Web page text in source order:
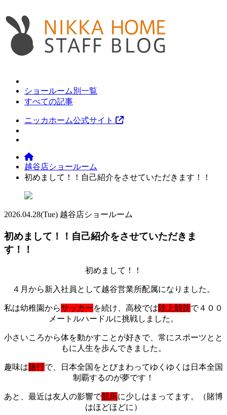
ショールーム別一覧
すべての記事
ニッカホーム公式サイト
越谷店ショールーム
初めまして！！自己紹介をさせていただきます！！
2026.04.28(Tue) 越谷店ショールーム
初めまして！！自己紹介をさせていただきま
す！！
初めまして！！
４月から新入社員として越谷営業所配属になりました。
私は幼稚園からサッカーを続け、高校では陸上競技で４００
メートルハードルに挑戦しました。
小さいころから体を動かすことが好きで、常にスポーツとと
もに人生を歩んできました。
趣味は旅行で、日本全国をとびまわってゆくゆくは日本全国
制覇するのが夢です！
あと、最近は友人の影響で競馬に少しはまってます。（賭博
はほどほどに）